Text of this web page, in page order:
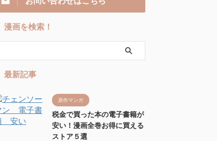
漫画を検索！
最新記事
原作マンガ
税金で買った本の電子書籍が
安い！漫画全巻お得に買える
ストア５選